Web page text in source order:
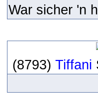
War sicher 'n
(8793) Tiffani